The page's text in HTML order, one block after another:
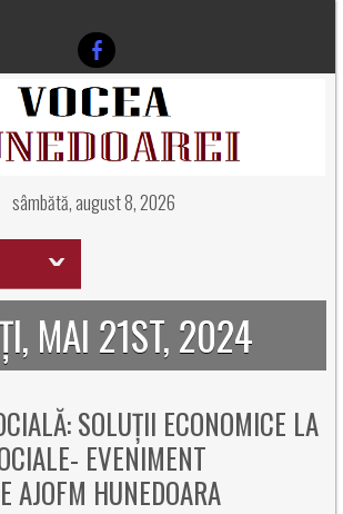
sâmbătă, august 8, 2026
MAI 21ST, 2024
SOLUȚII ECONOMICE LA
EVENIMENT
AJOFM HUNEDOARA